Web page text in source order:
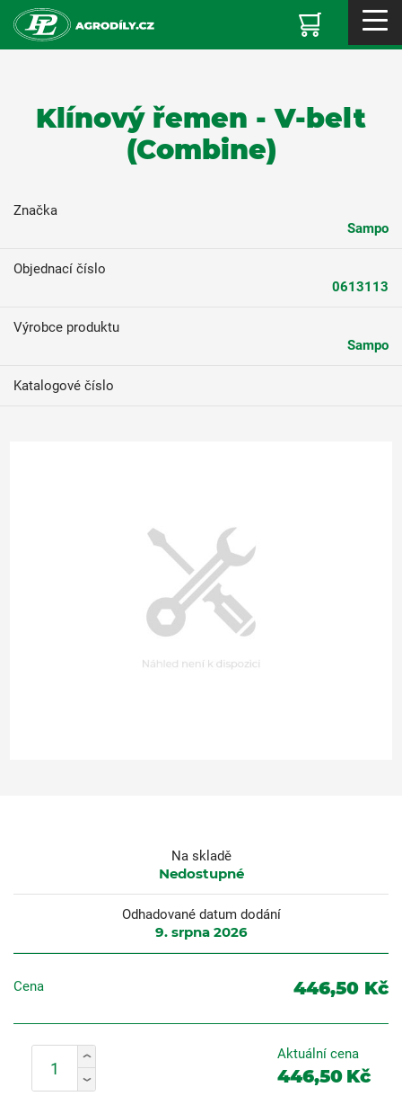
Klínový řemen - V-belt
(Combine)
Značka
Sampo
Objednací číslo
0613113
Výrobce produktu
Sampo
Katalogové číslo
Na skladě
Nedostupné
Odhadované datum dodání
9. srpna 2026
Cena 446,50 Kč
Aktuální cena
446,50 Kč